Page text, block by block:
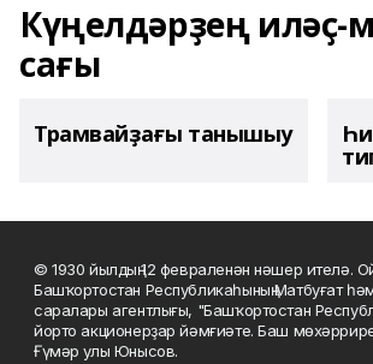
Күңелдәрҙең иләҫ-
сағы
Трамвайҙағы танышыу
© 1930 йылдың 12 февраленән нәшер ителә.
Башҡортостан Республикаһының Матбуғат
саралары агентлығы, "Башҡортостан
йорто акционерҙар йәмғиәте. Баш
Ғүмәр улы Юнысов.